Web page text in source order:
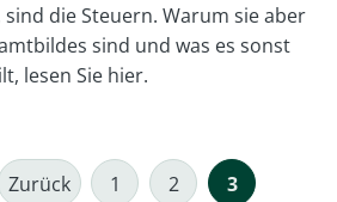
die Steuern. Warum sie aber
sind und was es sonst
lesen Sie hier.
Zurück 1 2 3